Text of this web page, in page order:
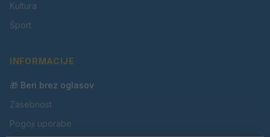
Kultura
Šport
INFORMACIJE
🎁 Beri brez oglasov
Zasebnost
Pogoji uporabe